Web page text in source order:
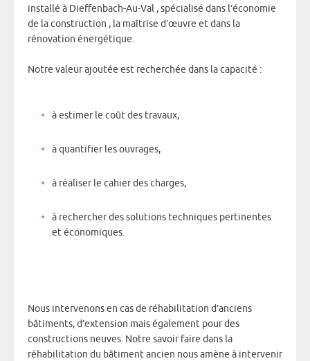
installé à Dieffenbach-Au-Val , spécialisé dans l’économie
de la construction , la maîtrise d’œuvre et dans la
rénovation énergétique.
Notre valeur ajoutée est recherchée dans la capacité :
à estimer le coût des travaux,
à quantifier les ouvrages,
à réaliser le cahier des charges,
à rechercher des solutions techniques pertinentes
et économiques.
Nous intervenons en cas de réhabilitation d’anciens
bâtiments, d’extension mais également pour des
constructions neuves. Notre savoir faire dans la
réhabilitation du bâtiment ancien nous amène à intervenir